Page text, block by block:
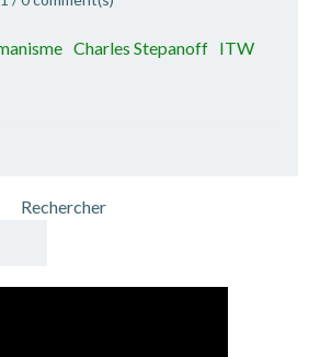
Charles Stepanoff ITW
Rechercher